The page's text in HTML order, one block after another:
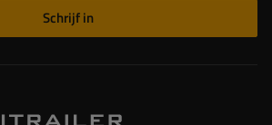
Schrijf in